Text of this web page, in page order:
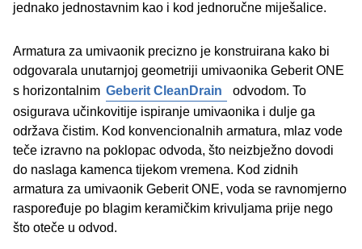
jednako jednostavnim kao i kod jednoručne miješalice.
Armatura za umivaonik precizno je konstruirana kako bi
odgovarala unutarnjoj geometriji umivaonika Geberit ONE
s horizontalnim Geberit CleanDrain
odvodom. To
osigurava učinkovitije ispiranje umivaonika i dulje ga
održava čistim. Kod konvencionalnih armatura, mlaz vode
teče izravno na poklopac odvoda, što neizbježno dovodi
do naslaga kamenca tijekom vremena. Kod zidnih
armatura za umivaonik Geberit ONE, voda se ravnomjerno
raspoređuje po blagim keramičkim krivuljama prije nego
što oteče u odvod.